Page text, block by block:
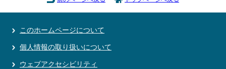
このホームページについて
個人情報の取り扱いについて
ウェブアクセシビリティ